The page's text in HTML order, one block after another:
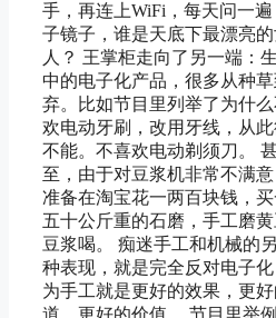
手，再连上WiFi，每天问一
子镜子，谁是天底下最漂亮
人？ 王掌柜走向了另一端：
中的电子化产品，很多从种
弃。比如节目里列举了为什
欢电动牙刷，改用牙线，从
不能。不喜欢电动剃须刀。
至，由于对豆浆机非常不满
准备在淘宝花一两百块钱，
五十公斤重的石磨，手工磨
豆浆喝。 痴迷手工和机械的
种表现，就是完全反对电子化
为手工就是更好的效果，更
道，更好的价值。 节目里举